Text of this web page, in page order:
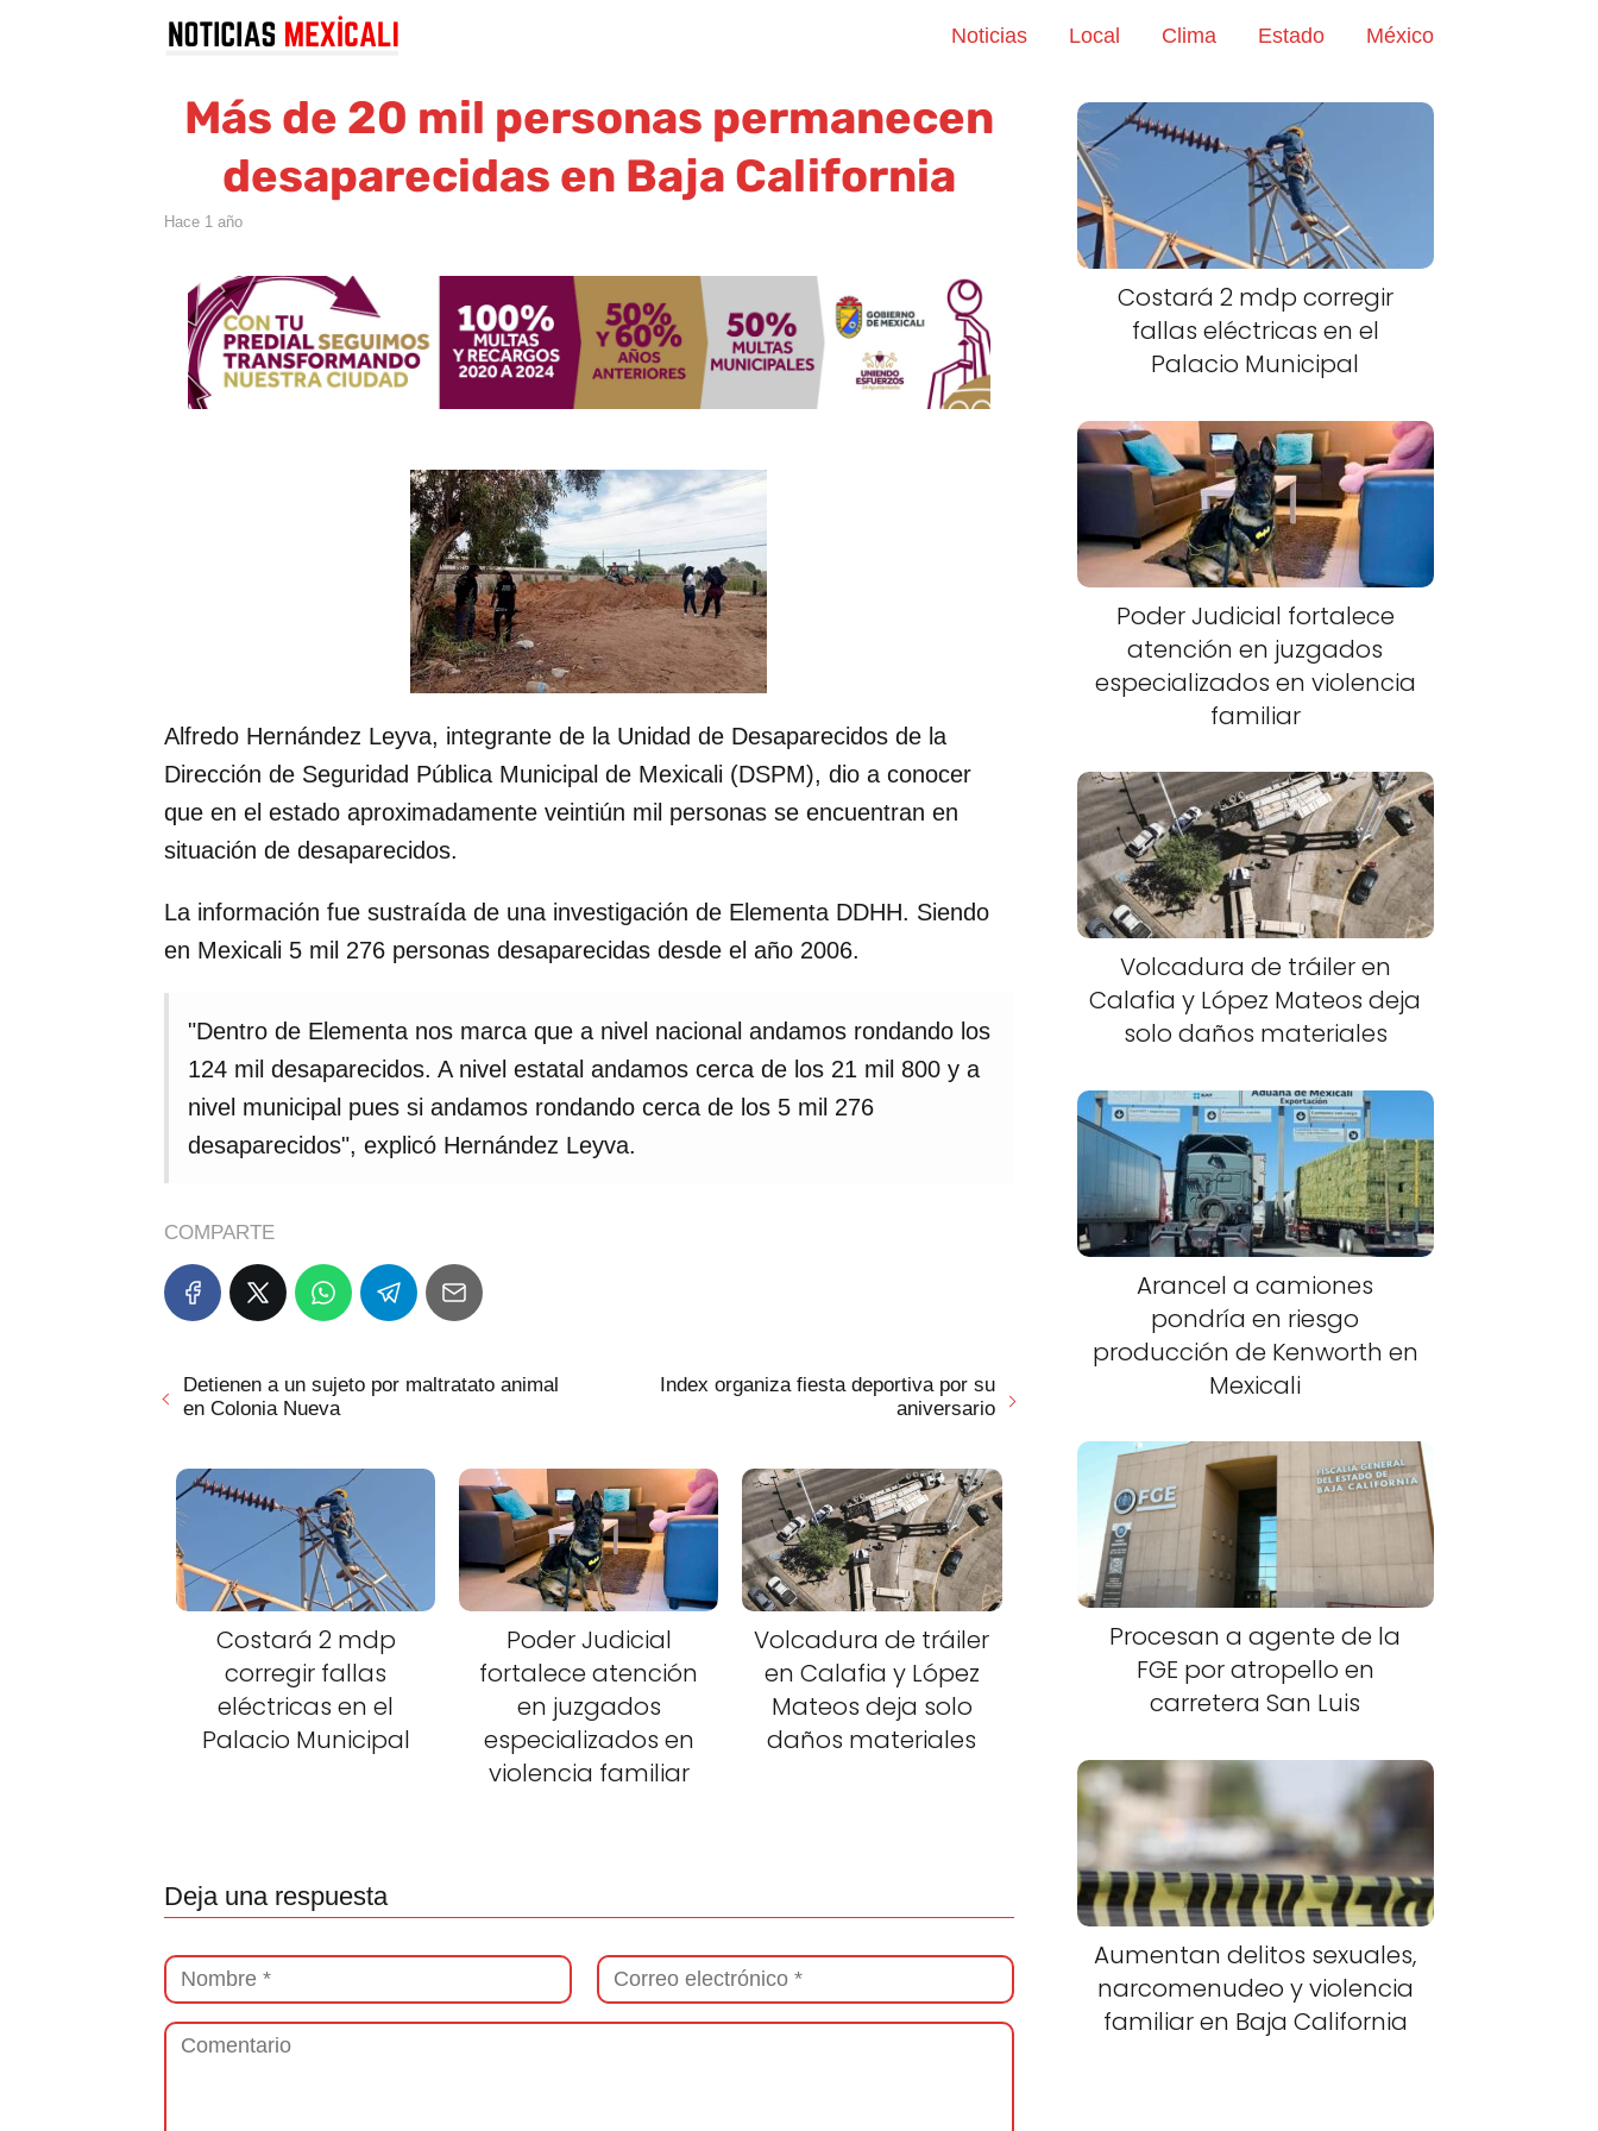
Noticias Local Clima Estado México
Más de 20 mil personas permanecen
desaparecidas en Baja California
hace 1 año
Alfredo Hernández Leyva, integrante de la Unidad de Desaparecidos de la
Dirección de Seguridad Pública Municipal de Mexicali (DSPM), dio a conocer
que en el estado aproximadamente veintiún mil personas se encuentran en
situación de desaparecidos.
La información fue sustraída de una investigación de Elementa DDHH. Siendo
en Mexicali 5 mil 276 personas desaparecidas desde el año 2006.
"Dentro de Elementa nos marca que a nivel nacional andamos rondando los
124 mil desaparecidos. A nivel estatal andamos cerca de los 21 mil 800 y a
nivel municipal pues si andamos rondando cerca de los 5 mil 276
desaparecidos", explicó Hernández Leyva.
COMPARTE
Detienen a un sujeto por maltratato animal
en Colonia Nueva
Index organiza fiesta deportiva por su
aniversario
Costará 2 mdp
corregir fallas
eléctricas en el
Palacio Municipal
Poder Judicial
fortalece atención
en juzgados
especializados en
violencia familiar
Volcadura de tráiler
en Calafia y López
Mateos deja solo
daños materiales
Deja una respuesta
Costará 2 mdp corregir
fallas eléctricas en el
Palacio Municipal
Poder Judicial fortalece
atención en juzgados
especializados en violencia
familiar
Volcadura de tráiler en
Calafia y López Mateos deja
solo daños materiales
Arancel a camiones
pondría en riesgo
producción de Kenworth en
Mexicali
Procesan a agente de la
FGE por atropello en
carretera San Luis
Aumentan delitos sexuales,
narcomenudeo y violencia
familiar en Baja California